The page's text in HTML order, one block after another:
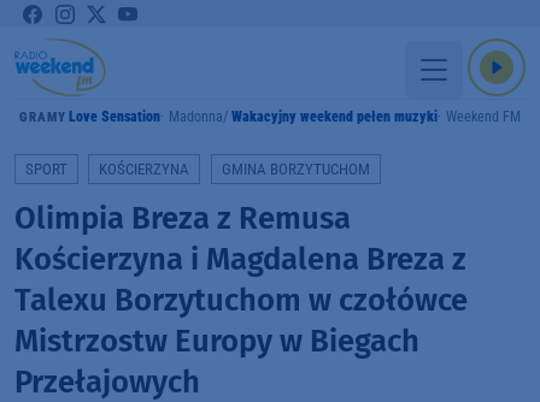
GRAMY Love Sensation Madonna Wakacyjny weekend pełen muzyki Weekend FM
SPORT KOŚCIERZYNA GMINA BORZYTUCHOM
Olimpia Breza z Remusa
Kościerzyna i Magdalena Breza z
Talexu Borzytuchom w czołówce
Mistrzostw Europy w Biegach
Przełajowych